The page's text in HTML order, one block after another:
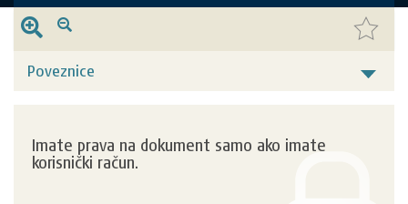
Poveznice
Imate prava na dokument samo ako imate
korisnički račun.